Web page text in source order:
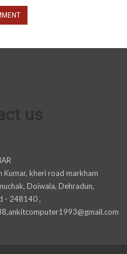
Kumar, kheri road markham
Doiwala, Dehradun,
- 248140 ,